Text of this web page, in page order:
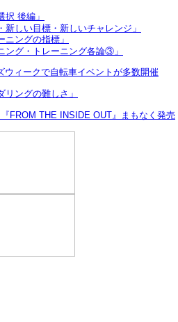
後編」
しい目標・新しいチャレンジ」
ングの指標」
ング・トレーニング各論③」
ウィークで自転車イベントが多数開催
ングの難しさ」
FROM THE INSIDE OUT』まもなく発売